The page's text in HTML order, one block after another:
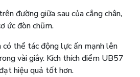
đường giữa sau của cẳng chân,
ức đòn chũm.
có thể tác động lực ấn mạnh lên
vài giây. Kích thích điểm UB57
hiệu quả tốt hơn.